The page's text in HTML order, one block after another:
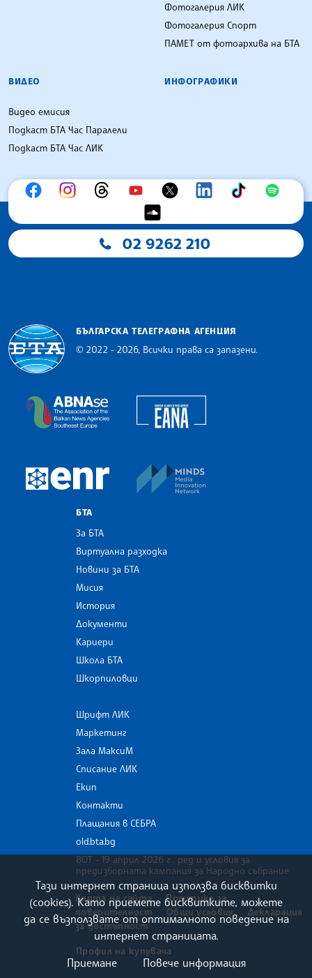
Фотогалерия ЛИК
Фотогалерия Спорт
ПАМЕТ от фотоархива на БТА
ВИДЕО
Видео емисия
Подкаст БТА Час Паралели
Подкаст БТА Час ЛИК
ИНФОГРАФИКИ
02 9262 210
БЪЛГАРСКА ТЕЛЕГРАФНА АГЕНЦИЯ
© 2022 - 2026, Всички права са запазени.
The Assocoation of the Balkan News Agencies
European Newsroom
БТА
За БТА
Виртуална разходка
Новини за БТА
Мисия
История
Документи
Кариери
Школа БТА
Шкорпиловци
Шрифт ЛИК
Маркетинг
Зала МаксиМ
Списание ЛИК
Екип
Контакти
Плащания в СЕБРА
old.bta.bg
ВОТ - 19 април 2026 г . ред и условия за
предизборната кампания за Народно събрание
Карта на сайта
Политика за
поверителност
Общи условия
Декларация
за достъпност
Профил на купувача
Тази интернет страница използва бисквитки
(cookies). Като приемете бисквитките, можете
да се възползвате от оптималното поведение на
интернет страницата.
Приемане
Повече информация